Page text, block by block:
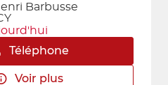
Barbusse
Téléphone
Voir plus